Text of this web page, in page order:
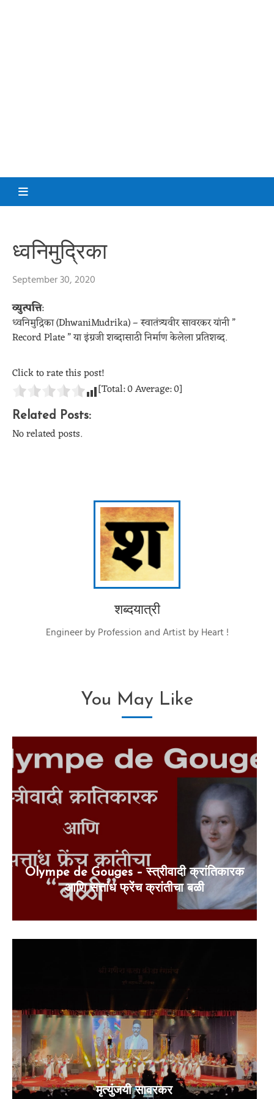
ध्वनिमुद्रिका
September 30, 2020
व्युत्पत्ति:
ध्वनिमुद्रिका (DhwaniMudrika) – स्वातंत्र्यवीर सावरकर यांनी ”
Record Plate ” या इंग्रजी शब्दासाठी निर्माण केलेला प्रतिशब्द.
Click to rate this post!
[Total:0Average:0]
Related Posts:
No related posts.
शब्दयात्री
Engineer by Profession and Artist by Heart !
You May Like
Olympe de Gouges – स्त्रीवादी क्रांतिकारक
आणि सत्तांध फ्रेंच क्रांतीचा बळी
मृत्युंजयी सावरकर